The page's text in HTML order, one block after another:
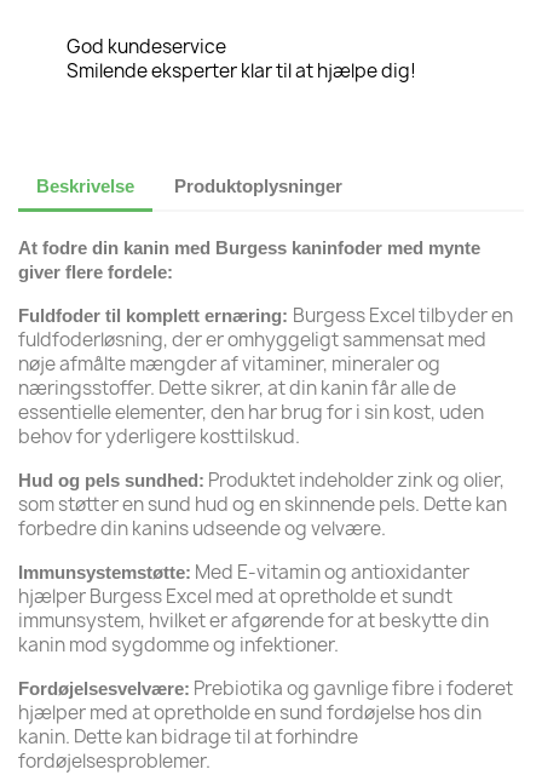
God kundeservice
Smilende eksperter klar til at hjælpe dig!
Beskrivelse Produktoplysninger
At fodre din kanin med Burgess kaninfoder med mynte
giver flere fordele:
Fuldfoder til komplett ernæring: Burgess Excel tilbyder en
fuldfoderløsning, der er omhyggeligt sammensat med
nøje afmålte mængder af vitaminer, mineraler og
næringsstoffer. Dette sikrer, at din kanin får alle de
essentielle elementer, den har brug for i sin kost, uden
behov for yderligere kosttilskud.
Hud og pels sundhed: Produktet indeholder zink og olier,
som støtter en sund hud og en skinnende pels. Dette kan
forbedre din kanins udseende og velvære.
Immunsystemstøtte: Med E-vitamin og antioxidanter
hjælper Burgess Excel med at opretholde et sundt
immunsystem, hvilket er afgørende for at beskytte din
kanin mod sygdomme og infektioner.
Fordøjelsesvelvære: Prebiotika og gavnlige fibre i foderet
hjælper med at opretholde en sund fordøjelse hos din
kanin. Dette kan bidrage til at forhindre
fordøjelsesproblemer.